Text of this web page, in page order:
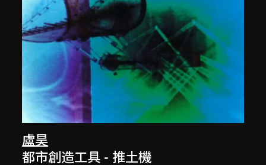
盧昊
都市創造工具 - 推土機